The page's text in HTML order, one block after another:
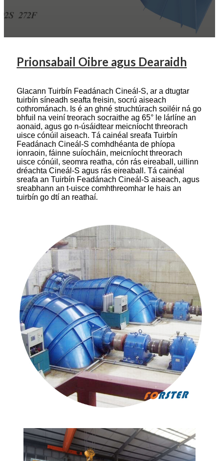
Prionsabail Oibre agus Dearaidh
Glacann Tuirbín Feadánach Cineál-S, ar a dtugtar
tuirbín síneadh seafta freisin, socrú aiseach
cothrománach. Is é an ghné struchtúrach soiléir ná go
bhfuil na veiní treorach socraithe ag 65° le lárlíne an
aonaid, agus go n-úsáidtear meicníocht threorach
uisce cónúil aiseach. Tá cainéal sreafa Tuirbín
Feadánach Cineál-S comhdhéanta de phíopa
ionraoin, fáinne suíocháin, meicníocht threorach
uisce cónúil, seomra reatha, cón rás eireaball, uillinn
dréachta Cineál-S agus rás eireaball. Tá cainéal
sreafa an Tuirbín Feadánach Cineál-S aiseach, agus
sreabhann an t-uisce comhthreomhar le hais an
tuirbín go dtí an reathaí.